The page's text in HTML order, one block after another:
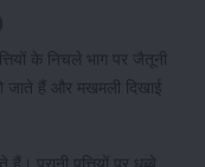
के निचले भाग पर जैतूनी
जाते हैं और मखमली दिखाई
पुरानी पत्तियों पर धब्बे